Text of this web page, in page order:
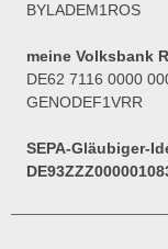
BYLADEM1ROS
meine Volksbank
DE62 7116 0000
GENODEF1VRR
SEPA-Gläubiger-